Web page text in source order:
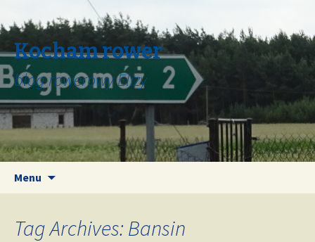
Kocham rower
blog rowerowy Elizy
Menu
Tag Archives: Bansin